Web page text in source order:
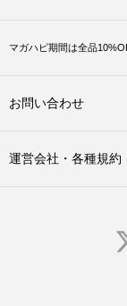
マガハピ期間は全品
お問い合わせ
運営会社・各種規約